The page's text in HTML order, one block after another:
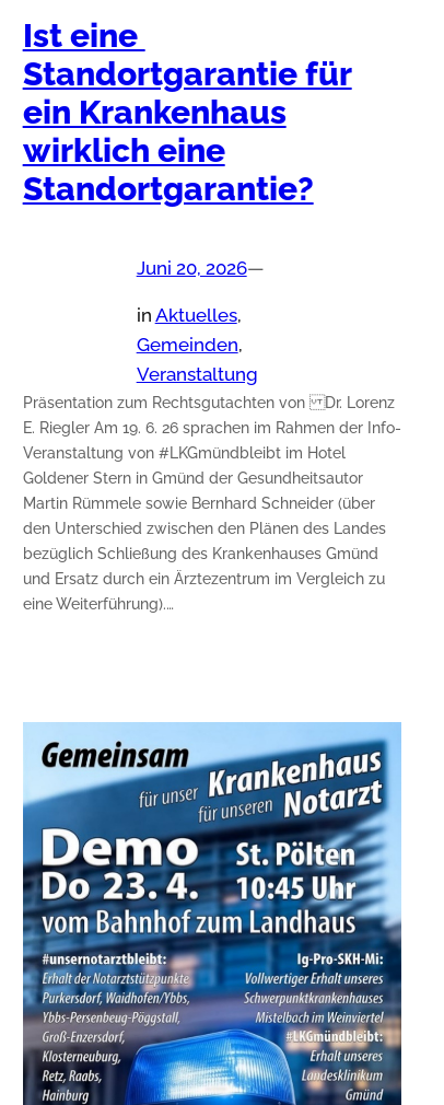
Ist eine
Standortgarantie für
ein Krankenhaus
wirklich eine
Standortgarantie?
Juni 20, 2026—
in Aktuelles
Gemeinden
Veranstaltung
Präsentation zum Rechtsgutachten von Dr. Lorenz
E. Riegler Am 19. 6. 26 sprachen im Rahmen der Info-
Veranstaltung von #LKGmündbleibt im Hotel
Goldener Stern in Gmünd der Gesundheitsautor
Martin Rümmele sowie Bernhard Schneider (über
den Unterschied zwischen den Plänen des Landes
bezüglich Schließung des Krankenhauses Gmünd
und Ersatz durch ein Ärztezentrum im Vergleich zu
eine Weiterführung).…